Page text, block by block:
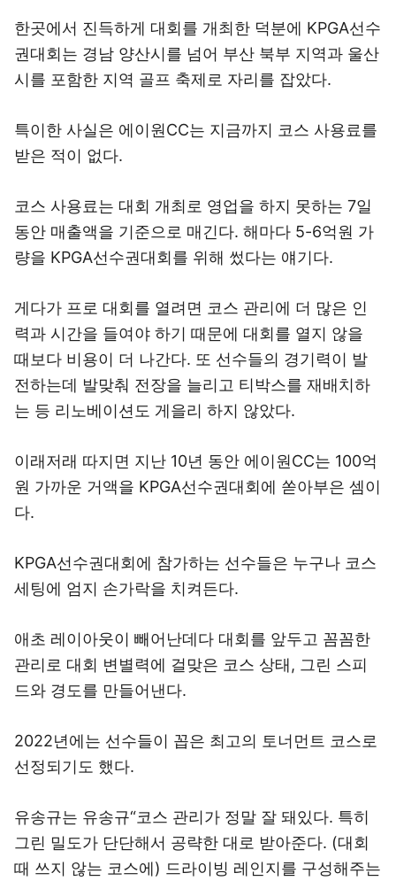
한곳에서 진득하게 대회를 개최한 덕분에 KPGA선수
권대회는 경남 양산시를 넘어 부산 북부 지역과 울산
시를 포함한 지역 골프 축제로 자리를 잡았다.
특이한 사실은 에이원CC는 지금까지 코스 사용료를
받은 적이 없다.
코스 사용료는 대회 개최로 영업을 하지 못하는 7일
동안 매출액을 기준으로 매긴다. 해마다 5-6억원 가
량을 KPGA선수권대회를 위해 썼다는 얘기다.
게다가 프로 대회를 열려면 코스 관리에 더 많은 인
력과 시간을 들여야 하기 때문에 대회를 열지 않을
때보다 비용이 더 나간다. 또 선수들의 경기력이 발
전하는데 발맞춰 전장을 늘리고 티박스를 재배치하
는 등 리노베이션도 게을리 하지 않았다.
이래저래 따지면 지난 10년 동안 에이원CC는 100억
원 가까운 거액을 KPGA선수권대회에 쏟아부은 셈이
다.
KPGA선수권대회에 참가하는 선수들은 누구나 코스
세팅에 엄지 손가락을 치켜든다.
애초 레이아웃이 빼어난데다 대회를 앞두고 꼼꼼한
관리로 대회 변별력에 걸맞은 코스 상태, 그린 스피
드와 경도를 만들어낸다.
2022년에는 선수들이 꼽은 최고의 토너먼트 코스로
선정되기도 했다.
유송규는 유송규“코스 관리가 정말 잘 돼있다. 특히
그린 밀도가 단단해서 공략한 대로 받아준다. (대회
때 쓰지 않는 코스에) 드라이빙 레인지를 구성해주는